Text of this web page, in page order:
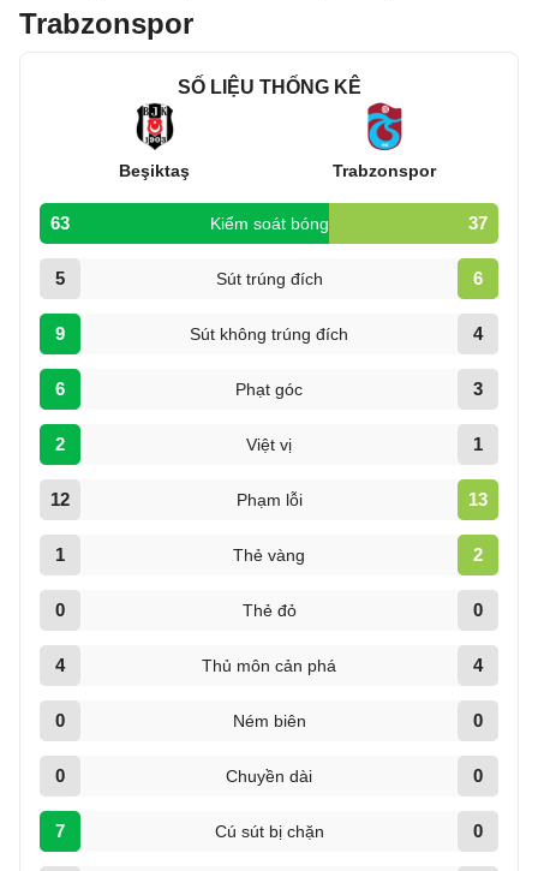
Trabzonspor
SỐ LIỆU THỐNG KÊ
Beşiktaş Trabzonspor
63 Kiểm soát bóng 37
5 Sút trúng đích 6
9 Sút không trúng đích 4
6 Phạt góc 3
2 Việt vị 1
12 Phạm lỗi 13
1 Thẻ vàng 2
0 Thẻ đỏ 0
4 Thủ môn cản phá 4
0 Ném biên 0
0 Chuyền dài 0
7 Cú sút bị chặn 0